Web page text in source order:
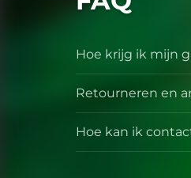
Hoe krijg ik mijn
Retourneren en
Hoe kan ik